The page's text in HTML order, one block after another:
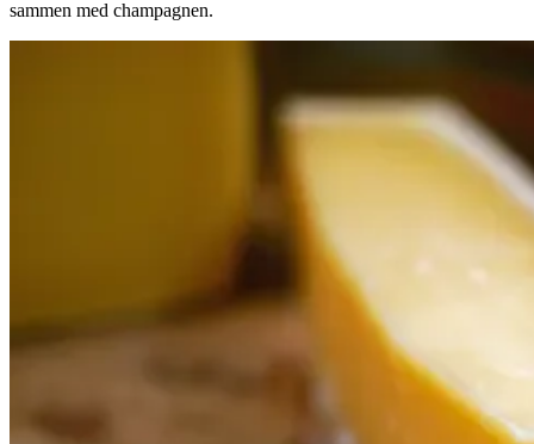
sammen med champagnen.